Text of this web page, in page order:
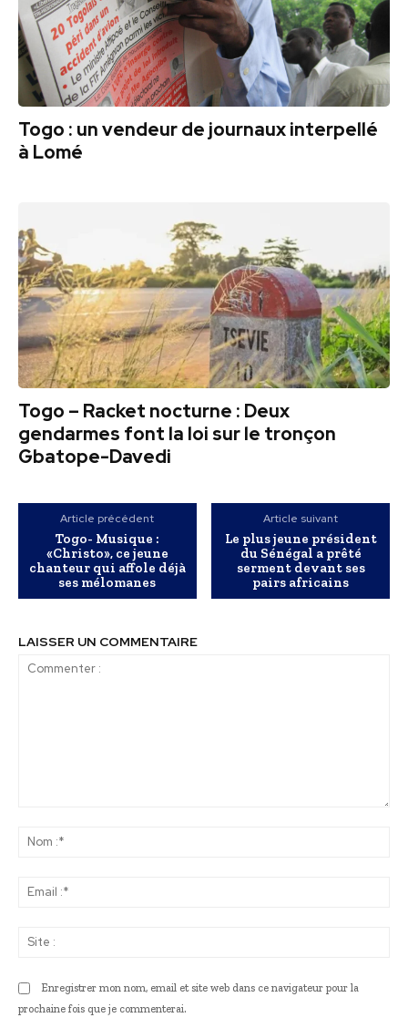
Togo : un vendeur de journaux interpellé
à Lomé
Togo – Racket nocturne : Deux
gendarmes font la loi sur le tronçon
Gbatope-Davedi
Article précédent
Togo- Musique :
«Christo», ce jeune
chanteur qui affole déjà
ses mélomanes
Article suivant
Le plus jeune président
du Sénégal a prêté
serment devant ses
pairs africains
LAISSER UN COMMENTAIRE
Enregistrer mon nom, email et site web dans ce navigateur pour la
prochaine fois que je commenterai.